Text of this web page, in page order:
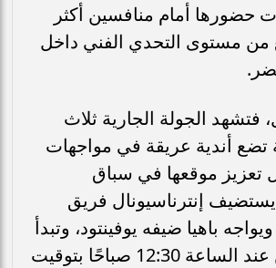
حضورها أمام منافسين أكثر
من مستوى التحدي الفني داخل
فتشهد الجولة الجارية ثلاث
تضع أندية عريقة في مواجهات
تعزيز موقعها في سباق
إنترناسيونال فريق
باهيا ضيفه يوفينتود، وتبدأ
كلتا المواجهتين عند الساعة 12:30 صباحًا بتوقيت